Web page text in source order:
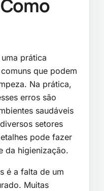
prática
que podem
Na prática,
erros são
saudáveis
setores
pode fazer
da higienização.
é a falta de um
Muitas